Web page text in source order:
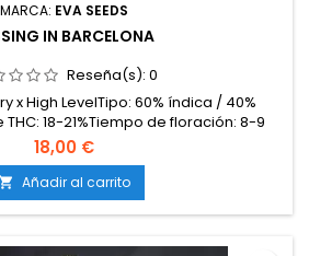
MARCA: EVA SEEDS
IN BARCELONA
Reseña(s): 0
x High LevelTipo: 60% índica / 40%
18-21%Tiempo de floración: 8-9
en interior: 500-600
exterior: 700-950 g/planta (lista a
80-120 cm en interior; hasta
y sabores: Intensamente...
18,00 €
Añadir al carrito